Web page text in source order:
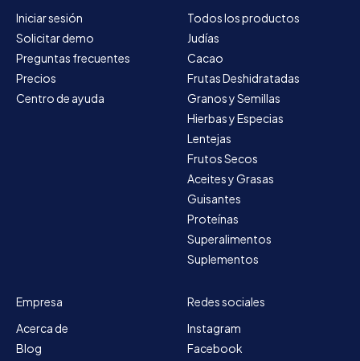
Iniciar sesión
Solicitar demo
Preguntas frecuentes
Precios
Centro de ayuda
Todos los productos
Judías
Cacao
Frutas Deshidratadas
Granos y Semillas
Hierbas y Especias
Lentejas
Frutos Secos
Aceites y Grasas
Guisantes
Proteínas
Superalimentos
Suplementos
Empresa
Acerca de
Blog
Redes sociales
Instagram
Facebook